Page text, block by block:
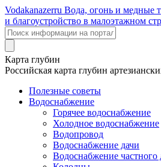
Vodakanazerru Вода, огонь и медные
и благоустройство в малоэтажном
Карта глубин
Российская карта глубин
Полезные советы
Водоснабжение
Горячее водоснабжение
Холодное водоснабжение
Водопровод
Водоснабжение дачи
Водоснабжение частного